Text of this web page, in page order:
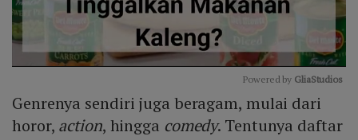
Mute
Powered by GliaStudios
Genrenya sendiri juga beragam, mulai dari
horor, action, hingga comedy. Tentunya daftar